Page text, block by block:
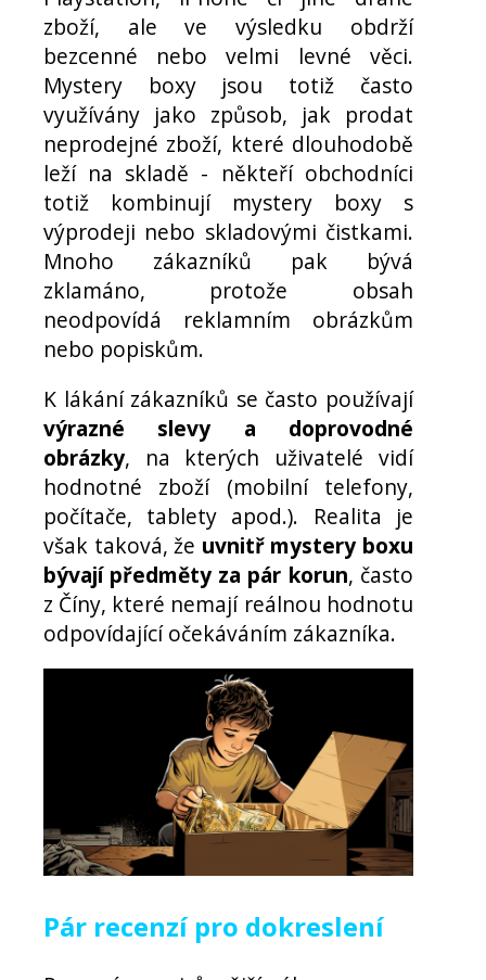
zboží, ale ve výsledku obdrží
bezcenné nebo velmi levné věci.
Mystery boxy jsou totiž často
využívány jako způsob, jak prodat
neprodejné zboží, které dlouhodobě
leží na skladě - někteří obchodníci
totiž kombinují mystery boxy s
výprodeji nebo skladovými čistkami.
Mnoho zákazníků pak bývá
zklamáno, protože obsah
neodpovídá reklamním obrázkům
nebo popiskům.
K lákání zákazníků se často používají
výrazné slevy a doprovodné
obrázky, na kterých uživatelé vidí
hodnotné zboží (mobilní telefony,
počítače, tablety apod.). Realita je
však taková, že uvnitř mystery boxu
bývají předměty za pár korun, často
z Číny, které nemají reálnou hodnotu
odpovídající očekáváním zákazníka.
Pár recenzí pro dokreslení